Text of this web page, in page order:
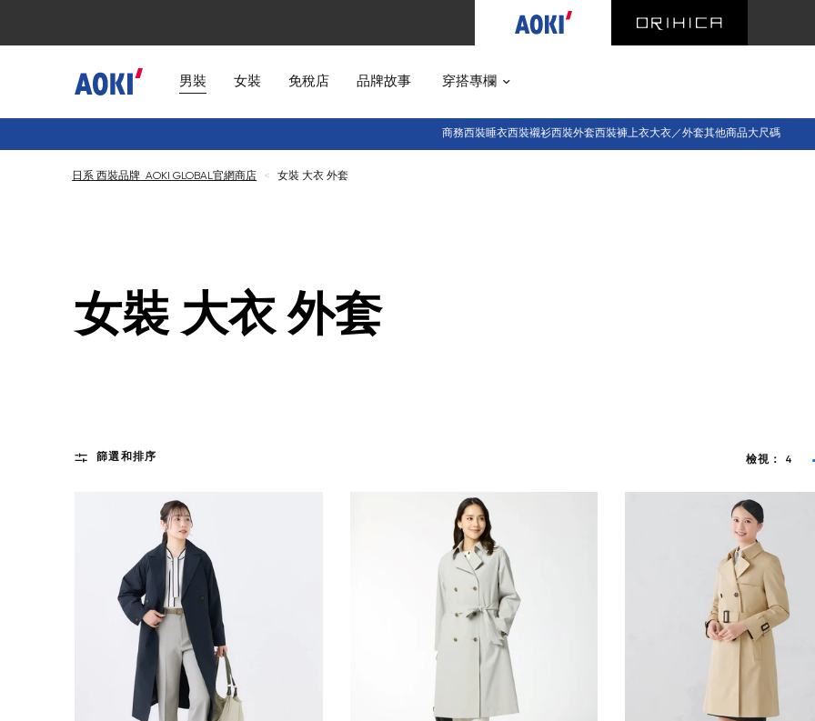
男裝 女裝 免稅店 品牌故事 穿搭專欄
商務西裝睡衣西裝襯衫西裝外套西裝褲上衣大衣／外套其他商品大尺碼
日系 西裝品牌 AOKI GLOBAL官網商店 < 女裝 大衣 外套
女裝 大衣 外套
篩選和排序 檢視： 4